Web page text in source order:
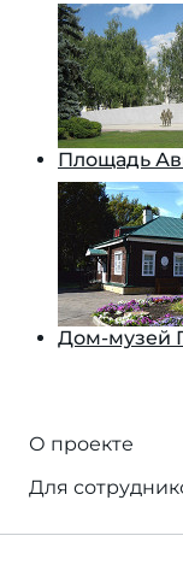
Площадь
Дом-музей
О проекте
Для